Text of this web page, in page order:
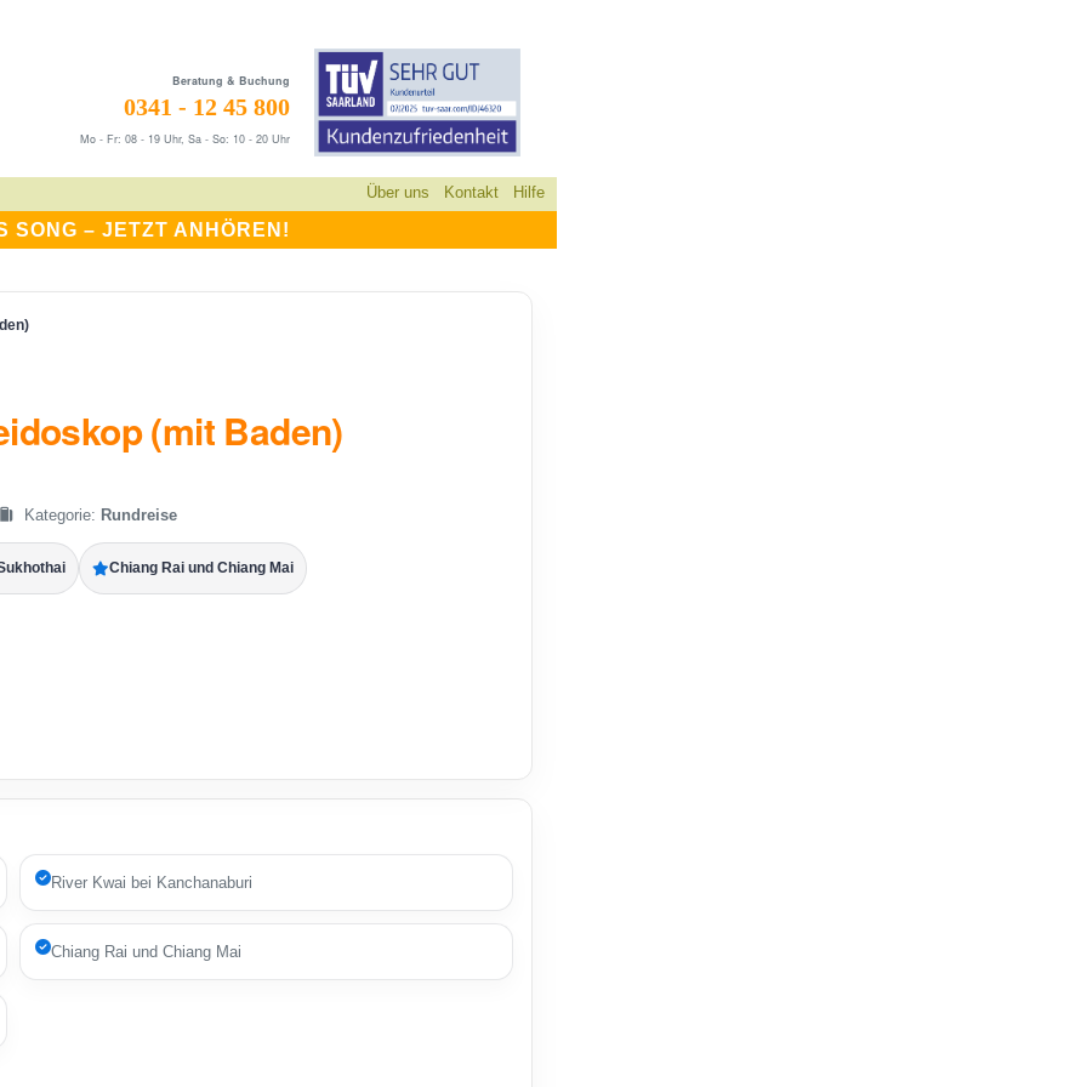
Beratung & Buchung
0341 - 12 45 800
Mo - Fr: 08 - 19 Uhr, Sa - So: 10 - 20 Uhr
Über uns Kontakt Hilfe
SONG – JETZT ANHÖREN!
(mit Baden)
Kategorie: Rundreise
Chiang Rai und Chiang Mai
River Kwai bei Kanchanaburi
Chiang Rai und Chiang Mai